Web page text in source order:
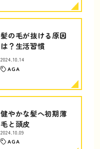
髪の毛が抜ける原因
は？生活習慣
2024.10.14
AGA
健やかな髪へ初期薄
毛と頭皮
2024.10.09
AGA